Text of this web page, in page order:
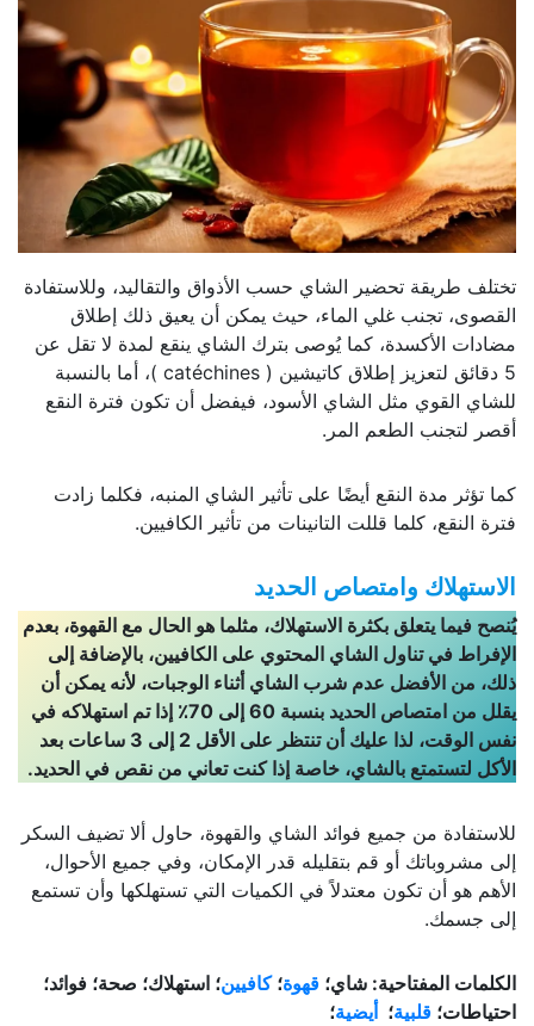
تختلف طريقة تحضير الشاي حسب الأذواق والتقاليد، وللاستفادة
القصوى، تجنب غلي الماء، حيث يمكن أن يعيق ذلك إطلاق
مضادات الأكسدة، كما يُوصى بترك الشاي ينقع لمدة لا تقل عن
5 دقائق لتعزيز إطلاق كاتيشين ( catéchines )، أما بالنسبة
للشاي القوي مثل الشاي الأسود، فيفضل أن تكون فترة النقع
أقصر لتجنب الطعم المر.
كما تؤثر مدة النقع أيضًا على تأثير الشاي المنبه، فكلما زادت
فترة النقع، كلما قللت التانينات من تأثير الكافيين.
الاستهلاك وامتصاص الحديد
يُنصح فيما يتعلق بكثرة الاستهلاك، مثلما هو الحال مع القهوة، بعدم
الإفراط في تناول الشاي المحتوي على الكافيين، بالإضافة إلى
ذلك، من الأفضل عدم شرب الشاي أثناء الوجبات، لأنه يمكن أن
يقلل من امتصاص الحديد بنسبة 60 إلى 70٪ إذا تم استهلاكه في
نفس الوقت، لذا عليك أن تنتظر على الأقل 2 إلى 3 ساعات بعد
الأكل لتستمتع بالشاي، خاصة إذا كنت تعاني من نقص في الحديد.
للاستفادة من جميع فوائد الشاي والقهوة، حاول ألا تضيف السكر
إلى مشروباتك أو قم بتقليله قدر الإمكان، وفي جميع الأحوال،
الأهم هو أن تكون معتدلاً في الكميات التي تستهلكها وأن تستمع
إلى جسمك.
الكلمات المفتاحية: شاي؛ قهوة؛كافيين؛ استهلاك؛ صحة؛ فوائد؛
احتياطات؛ قلبية؛أيضية؛